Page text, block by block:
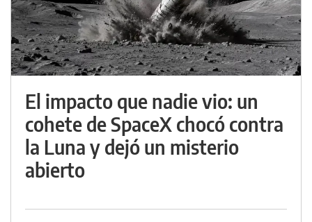
El impacto que nadie vio: un
cohete de SpaceX chocó contra
la Luna y dejó un misterio
abierto